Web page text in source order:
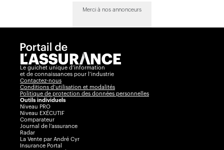
Merci à nos annonceurs
Le guichet unique d’information
et de connaissances pour l’industrie
Contactez-nous
Conditions d’utilisation et modalités
Politique de protection des données personnelles
Outils individuels
Niveau PRO
Niveau EXÉCUTIF
Comparateur
Journal de l’assurance
Radar
La Vente par André Cyr
Insurance Portal